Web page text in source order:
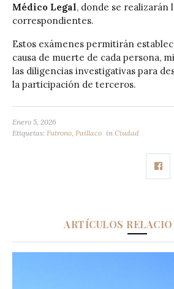
Médico Legal, donde se realizarán
correspondientes.
Estos exámenes permitirán
causa de muerte de cada persona,
las diligencias investigativas para
la participación de terceros.
Enero 5, 2026
Etiquetas: Futrono Paillaco in Ciudad
ARTÍCULOS